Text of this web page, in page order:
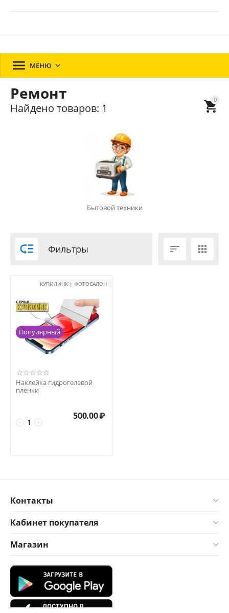
0

 МЕНЮ 
Ремонт
Найдено товаров: 1
Бытовой техники
 Фильтры  
КУПИЛИНК | ФОТОСАЛОН
Популярный
Наклейка гидрогелевой
пленки
+
−
500.00₽
Контакты
Кабинет покупателя
Магазин